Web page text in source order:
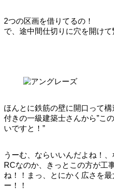
2つの区画を借りてるの！
で、途中間仕切りに穴を開けて
ほんとに鉄筋の壁に開口って
付きの一級建築士さんから”こ
いですと！”
うーむ、ならいいんだよね！
RCなのか、きっとこの方が工
ね！！まっ、とにかく広さを
ー！！